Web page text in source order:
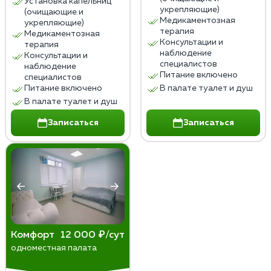
Лечение пивного алкоголизма в домашних условиях
не заменяет профессиональной медицинской и
психологической помощи, которая необходима для
эффективного и безопасного лечения.
(очищающие и
укрепляющие)
Медикаментозная
терапия
Консультации и
наблюдение
специалистов
Питание включено
В палате туалет и душ
Записаться
укрепляющие)
Медикаментозная
терапия
Консультации и
наблюдение
специалистов
Питание включено
В палате туалет и душ
Записаться
Комфорт 12 000 ₽/сут
одноместная палата